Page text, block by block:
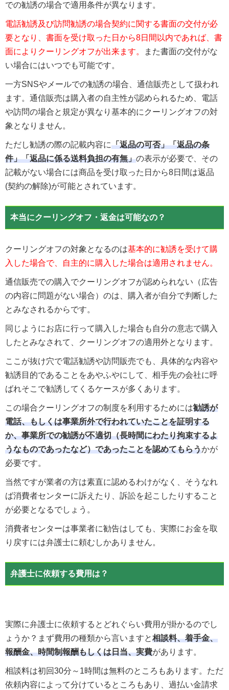
での勧誘の場合で適用条件が異なります。
電話勧誘及び訪問勧誘の場合契約に関する書面の交付が必
要となり、書面を受け取った日から8日間以内であれば、書
面によりクーリングオフが出来ます。
また書面の交付がな
い場合にはいつでも可能です。
一方SNSやメールでの勧誘の場合、通信販売として扱われ
ます。通信販売は購入者の自主性が認められるため、電話
や訪問の場合と規定が異なり基本的にクーリングオフの対
象となりません。
ただし勧誘の際の記載内容に「返品の可否」「返品の条
件」「返品に係る送料負担の有無」の表示が必要で、その
記載がない場合には商品を受け取った日から8日間は返品
(契約の解除)が可能とされています。
本当にクーリングオフ・返金は可能なの？
クーリングオフの対象となるのは基本的に勧誘を受けて購
入した場合で、自主的に購入した場合は適用されません。
通信販売での購入でクーリングオフが認められない（広告
の内容に問題がない場合）のは、購入者が自分で判断した
とみなされるからです。
同じようにお店に行って購入した場合も自分の意志で購入
したとみなされて、クーリングオフの適用外となります。
ここが抜け穴で電話勧誘や訪問販売でも、具体的な内容や
勧誘目的であることをあやふやにして、相手先の会社に呼
ばれそこで勧誘してくるケースが多くあります。
この場合クーリングオフの制度を利用するためには勧誘が
電話、もしくは事業所外で行われていたことを証明する
か、事業所での勧誘が不適切（長時間にわたり拘束するよ
うなものであったなど）であったことを認めてもらうかが
必要です。
当然ですが業者の方は素直に認めるわけがなく、そうなれ
ば消費者センターに訴えたり、訴訟を起こしたりすること
が必要となるでしょう。
消費者センターは事業者に勧告はしても、実際にお金を取
り戻すには弁護士に頼むしかありません。
弁護士に依頼する費用は？
実際に弁護士に依頼するとどれぐらい費用が掛かるのでし
ょうか？まず費用の種類から言いますと相談料、着手金、
報酬金、時間制報酬もしくは日当、実費があります。
相談料は初回30分～1時間は無料のところもあります。ただ
依頼内容によって分けているところもあり、過払い金請求